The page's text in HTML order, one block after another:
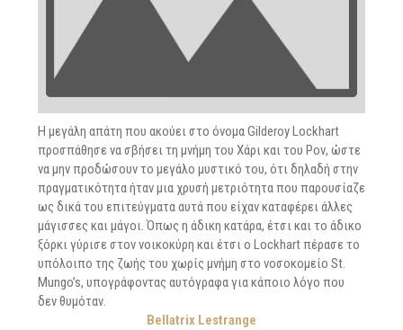
Η μεγάλη απάτη που ακούει στο όνομα Gilderoy Lockhart
προσπάθησε να σβήσει τη μνήμη του Χάρι και του Ρον, ώστε
να μην προδώσουν το μεγάλο μυστικό του, ότι δηλαδή στην
πραγματικότητα ήταν μια χρυσή μετριότητα που παρουσίαζε
ως δικά του επιτεύγματα αυτά που είχαν καταφέρει άλλες
μάγισσες και μάγοι. Όπως η άδικη κατάρα, έτσι και το άδικο
ξόρκι γύρισε στον νοικοκύρη και έτσι ο Lockhart πέρασε το
υπόλοιπο της ζωής του χωρίς μνήμη στο νοσοκομείο St.
Mungo’s, υπογράφοντας αυτόγραφα για κάποιο λόγο που
δεν θυμόταν.
Bellatrix Lestrange